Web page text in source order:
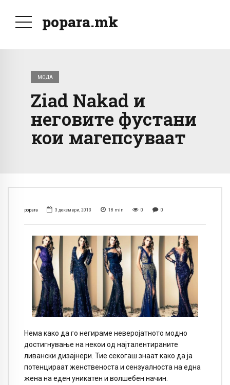
popara.mk
МОДА
Ziad Nakad и
неговите фустани
кои магепсуваат
popara 3 декември, 2013 18 min 0 0
Нема како да го негираме неверојатното модно
достигнување на некои од најталентираните
ливански дизајнери. Тие секогаш знаат како да ја
потенцираат женственоста и сензуалноста на една
жена на еден уникатен и волшебен начин.